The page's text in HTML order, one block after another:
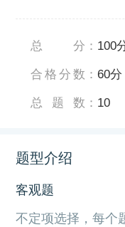
总分 ： 100
合格分数 ：60分
总题数 ： 10
题型介绍
客观题
不定项选择，每个